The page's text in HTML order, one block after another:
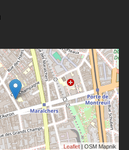
Leaflet | OSM Mapnik